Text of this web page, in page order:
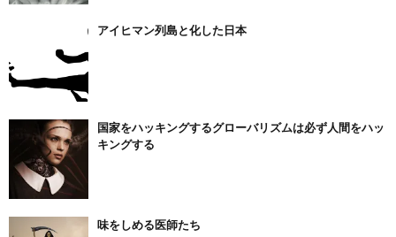
アイヒマン列島と化した日本
国家をハッキングするグローバリズムは必ず人間をハッ
キングする
味をしめる医師たち